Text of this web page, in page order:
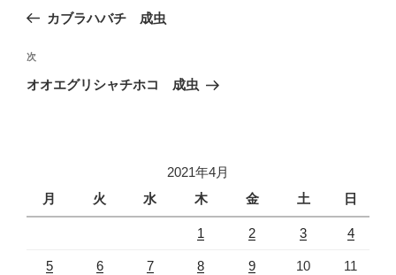
ナ
ビ
ゲ
の
稿
カブラハバチ 成虫
次
の
次
オオエグリシャチホコ 成虫
2021年4月
月
火 水 木 金 土 日
1 2 3 4
5 6 7 8 9 10 11